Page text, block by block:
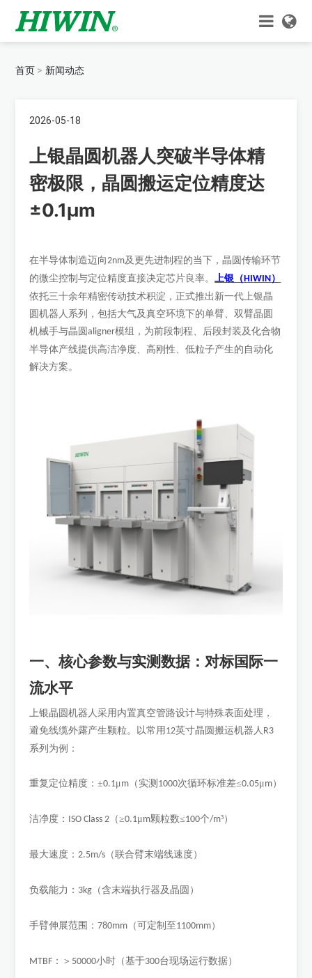
首页 新闻动态
2026-05-18
上银晶圆机器人突破半导体精
密极限，晶圆搬运定位精度达
±0.1μm
在半导体制造迈向2nm及更先进制程的当下，晶圆传输环节
的微尘控制与定位精度直接决定芯片良率。 上银（HIWIN）
依托三十余年精密传动技术积淀，正式推出新一代上银晶
圆机器人系列，包括大气及真空环境下的单臂、双臂晶圆
机械手与晶圆aligner模组，为前段制程、后段封装及化合物
半导体产线提供高洁净度、高刚性、低粒子产生的自动化
解决方案。
一、核心参数与实测数据：对标国际一
流水平
上银晶圆机器人采用内置真空管路设计与特殊表面处理，
避免线缆外露产生颗粒。以常用 12英寸晶圆搬运机器人 R3
系列为例：
重复定位精度：±0.1μm （实测 1000次循环标准差≤0.05μm）
洁净度： ISO Class 2 （≥0.1μm颗粒数≤100个/m³）
最大速度：2.5m/s （联合臂末端线速度）
负载能力： 3kg （含末端执行器及晶圆）
手臂伸展范围：780mm （可定制至 1100mm）
MTBF ：＞ 50000小时（基于300台现场运行数据）